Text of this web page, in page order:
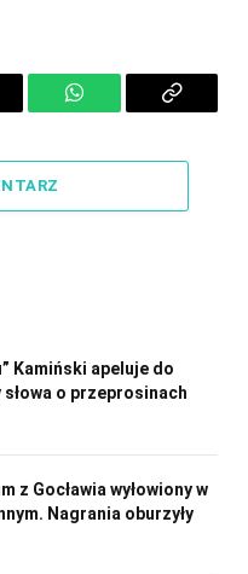
WhatsAppCopy
Kamiński apeluje do
słowa o przeprosinach
z Gocławia wyłowiony w
Nagrania oburzyły